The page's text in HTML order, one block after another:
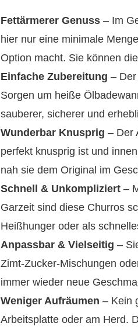
Fettärmerer Genuss – Im
hier nur eine minimale
Option macht. Sie können
Einfache Zubereitung –
Sorgen um heiße
sauberer, sicherer und
Wunderbar Knusprig – Der
perfekt knusprig ist und
nah sie dem Original im
Schnell & Unkompliziert –
Garzeit sind diese Churros
Heißhunger oder als
Anpassbar & Vielseitig –
Zimt-Zucker-Mischungen
immer wieder neue
Weniger Aufräumen – Kein
Arbeitsplatte oder am Herd.